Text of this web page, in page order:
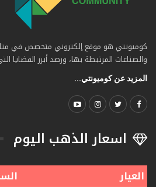
كوميونتي هو موقع إلكتروني متخصص في
والصناعات المرتبطة بها، ورصد أبرز القضايا
المزيد عن كوميونتي...
اسعار الذهب اليوم
العيار